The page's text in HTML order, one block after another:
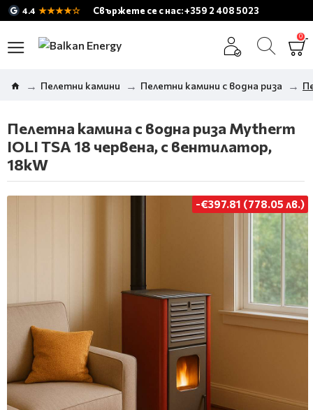
4.4 ★★★★☆ Свържете се с нас: +359 2 408 5023
0
Пелетни камини Пелетни камини с водна риза
Пелетна камина с водна риза Mytherm
IOLI TSA 18 червена, с вентилатор,
18kW
-€397.81 (778.05 лв.)